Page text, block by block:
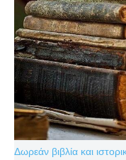
Δωρεάν βιβλία και